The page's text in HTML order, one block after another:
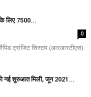
के लिए 7500...
0
ट्रांजिट सिस्टम (आरआरटीएस)
को नई शुरुआत मिली, जून 2021...